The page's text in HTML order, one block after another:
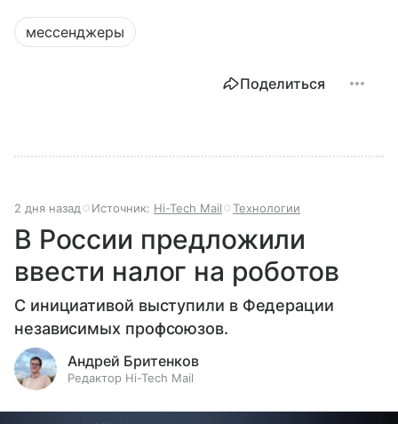
мессенджеры
Поделиться
2 дня назад Источник: Hi-Tech Mail Технологии
В России предложили
ввести налог на роботов
С инициативой выступили в Федерации
независимых профсоюзов.
Андрей Бритенков
Редактор Hi-Tech Mail